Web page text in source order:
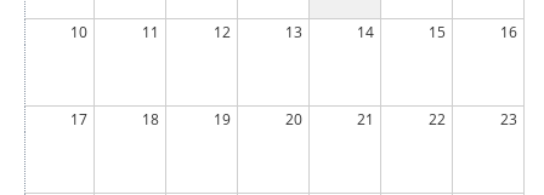
10 11 12 13 14 15 16
17 18 19 20 21 22 23